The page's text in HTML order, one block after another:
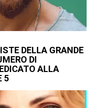
DELLA GRANDE
DI
ALLA
5